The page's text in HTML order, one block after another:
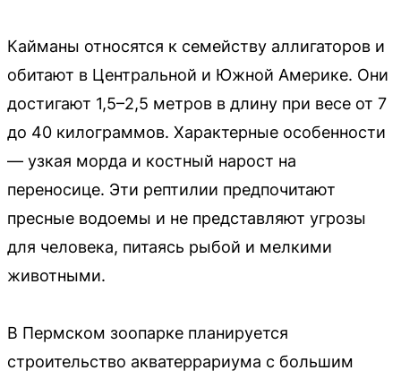
Кайманы относятся к семейству аллигаторов и
обитают в Центральной и Южной Америке. Они
достигают 1,5–2,5 метров в длину при весе от 7
до 40 килограммов. Характерные особенности
— узкая морда и костный нарост на
переносице. Эти рептилии предпочитают
пресные водоемы и не представляют угрозы
для человека, питаясь рыбой и мелкими
животными.
В Пермском зоопарке планируется
строительство акватеррариума с большим